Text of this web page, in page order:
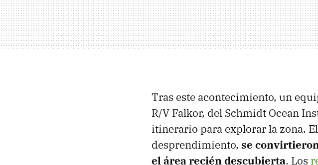
Tras este acontecimiento, un
R/V Falkor, del Schmidt Ocean
itinerario para explorar la zona.
desprendimiento, se
el área recién descubierta. Los